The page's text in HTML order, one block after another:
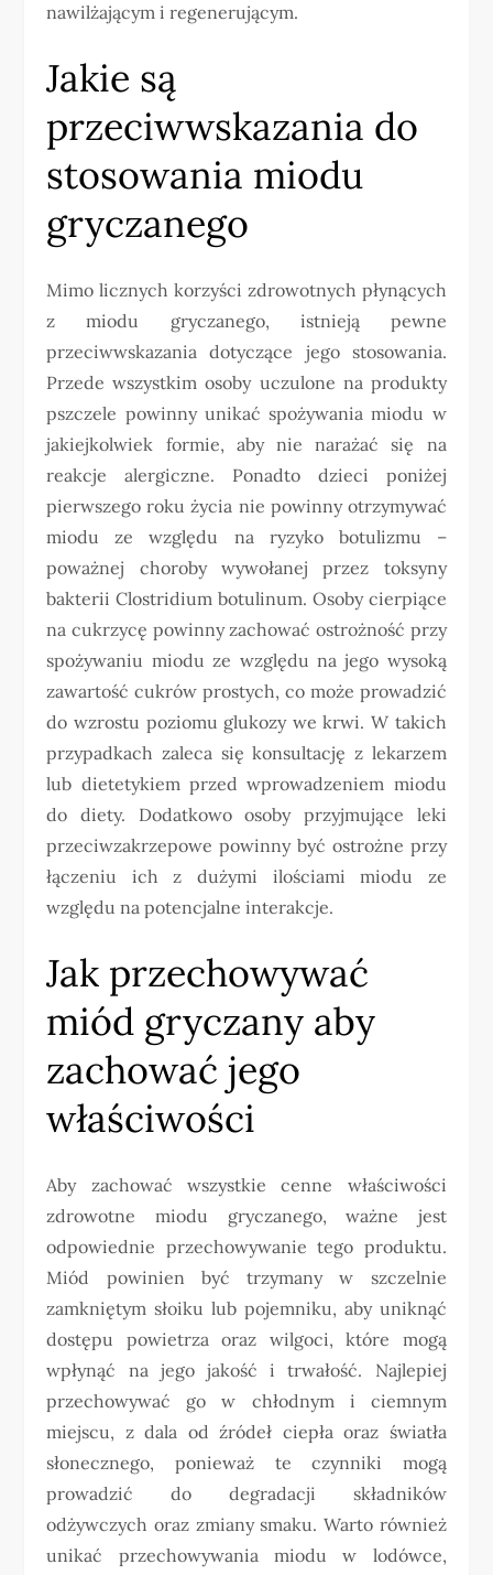
nawilżającym i regenerującym.
Jakie są
przeciwwskazania do
stosowania miodu
gryczanego
Mimo licznych korzyści zdrowotnych płynących
z miodu gryczanego, istnieją pewne
przeciwwskazania dotyczące jego stosowania.
Przede wszystkim osoby uczulone na produkty
pszczele powinny unikać spożywania miodu w
jakiejkolwiek formie, aby nie narażać się na
reakcje alergiczne. Ponadto dzieci poniżej
pierwszego roku życia nie powinny otrzymywać
miodu ze względu na ryzyko botulizmu –
poważnej choroby wywołanej przez toksyny
bakterii Clostridium botulinum. Osoby cierpiące
na cukrzycę powinny zachować ostrożność przy
spożywaniu miodu ze względu na jego wysoką
zawartość cukrów prostych, co może prowadzić
do wzrostu poziomu glukozy we krwi. W takich
przypadkach zaleca się konsultację z lekarzem
lub dietetykiem przed wprowadzeniem miodu
do diety. Dodatkowo osoby przyjmujące leki
przeciwzakrzepowe powinny być ostrożne przy
łączeniu ich z dużymi ilościami miodu ze
względu na potencjalne interakcje.
Jak przechowywać
miód gryczany aby
zachować jego
właściwości
Aby zachować wszystkie cenne właściwości
zdrowotne miodu gryczanego, ważne jest
odpowiednie przechowywanie tego produktu.
Miód powinien być trzymany w szczelnie
zamkniętym słoiku lub pojemniku, aby uniknąć
dostępu powietrza oraz wilgoci, które mogą
wpłynąć na jego jakość i trwałość. Najlepiej
przechowywać go w chłodnym i ciemnym
miejscu, z dala od źródeł ciepła oraz światła
słonecznego, ponieważ te czynniki mogą
prowadzić do degradacji składników
odżywczych oraz zmiany smaku. Warto również
unikać przechowywania miodu w lodówce,